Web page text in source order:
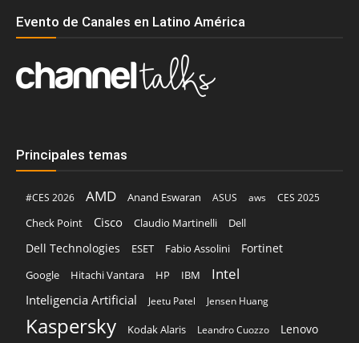
Evento de Canales en Latino América
Principales temas
#CES 2026 AMD Anand Eswaran ASUS aws
CES 2025
Check Point
Cisco Claudio Martinelli Dell
Dell Technologies ESET Fabio Assolini Fortinet
Google Hitachi Vantara HP IBM Intel
Inteligencia Artificial Jeetu Patel Jensen Huang
Kaspersky Kodak Alaris Leandro Cuozzo Lenovo